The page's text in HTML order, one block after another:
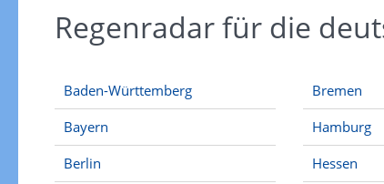
Regenradar für die
Baden-Württemberg
Bayern
Berlin
Bremen
Hamburg
Hessen